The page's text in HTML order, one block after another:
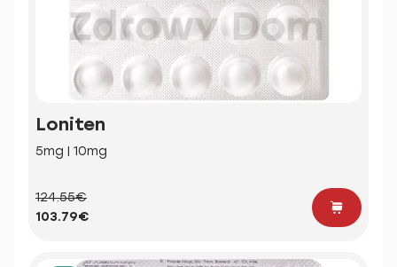
Loniten
5mg | 10mg
124.55€
103.79€